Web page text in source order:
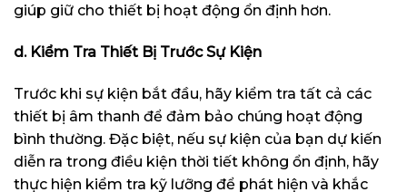
giúp giữ cho thiết bị hoạt động ổn định hơn.
d. Kiểm Tra Thiết Bị Trước Sự Kiện
Trước khi sự kiện bắt đầu, hãy kiểm tra tất cả các
thiết bị âm thanh để đảm bảo chúng hoạt động
bình thường. Đặc biệt, nếu sự kiện của bạn dự kiến
diễn ra trong điều kiện thời tiết không ổn định, hãy
thực hiện kiểm tra kỹ lưỡng để phát hiện và khắc